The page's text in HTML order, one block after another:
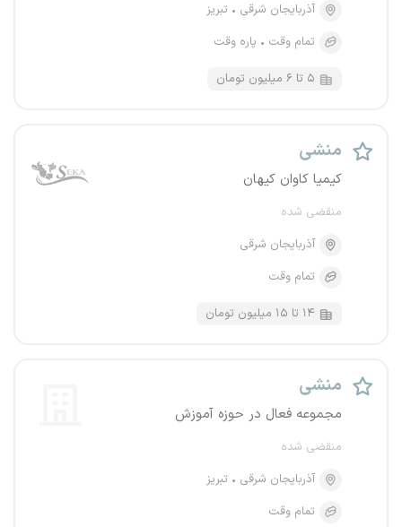
آذربایجان شرقی
تبریز
تمام وقت
پاره وقت
۵ تا ۶ میلیون تومان
منشی
کیمیا کاوان کیهان
منقضی شده
آذربایجان شرقی
تمام وقت
۱۴ تا ۱۵ میلیون تومان
منشی
مجموعه فعال در حوزه آموزش
منقضی شده
آذربایجان شرقی
تبریز
تمام وقت